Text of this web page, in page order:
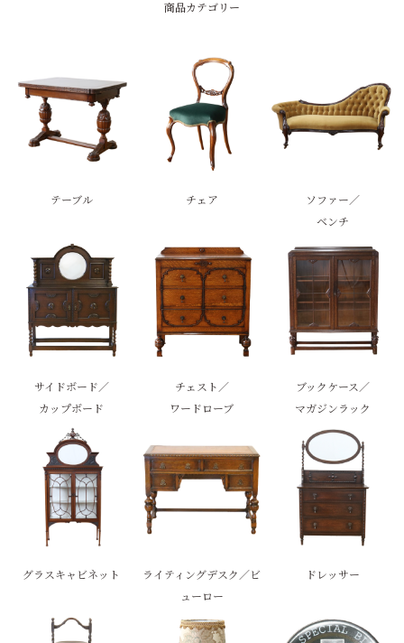
商品カテゴリー
テーブル チェア
ソファー／
ベンチ
サイドボード／
カップボード
チェスト／
ワードローブ
ブックケース／
マガジンラック
グラスキャビネット
ライティングデスク／ビ
ューロー
ドレッサー